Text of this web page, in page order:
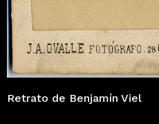
Retrato de Benjamín Viel